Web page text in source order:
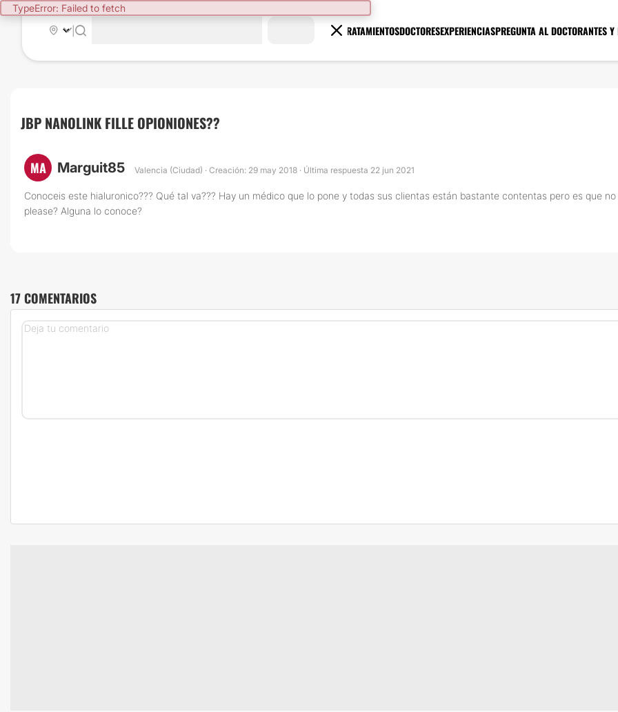
TypeError: Failed to fetch
TRATAMIENTOSDOCTORESEXPERIENCIASPREGUNTA AL DOCTORANTES Y
|
JBP NANOLINK FILLE OPIONIONES??
MA Marguit85 Valencia (Ciudad) · Creación: 29 may 2018 · Última respuesta 22 jun 2021
Conoceis este hialuronico??? Qué tal va??? Hay un médico que lo pone y todas sus clientas están bastante contentas pero es que
please? Alguna lo conoce?
17 COMENTARIOS